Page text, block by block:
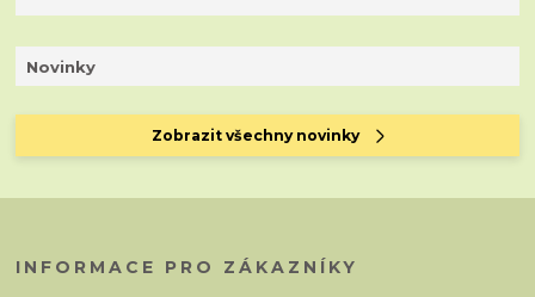
Novinky
Zobrazit všechny novinky
INFORMACE PRO ZÁKAZNÍKY